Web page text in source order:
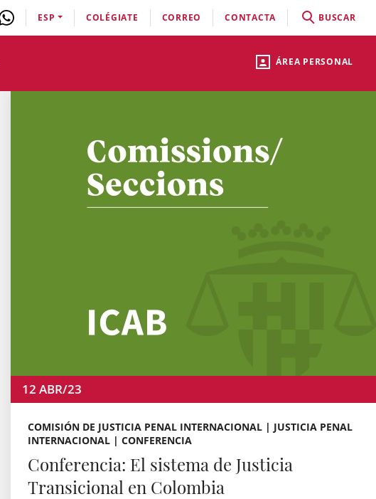
ÁREA PERSONAL
ESP COLÉGIATE CORREO CONTACTA BUSCAR
12 ABR/23
COMISIÓN DE JUSTICIA PENAL INTERNACIONAL | JUSTICIA PENAL
INTERNACIONAL | CONFERENCIA
Conferencia: El sistema de Justicia
Transicional en Colombia